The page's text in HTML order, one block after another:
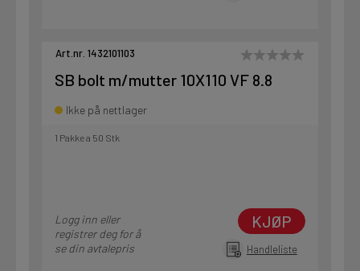
Art.nr. 1432101103
SB bolt m/mutter 10X110 VF 8.8
Ikke på nettlager
1 Pakke a 50 Stk
Logg inn eller
registrer deg for å
se din avtalepris
KJØP
Handleliste